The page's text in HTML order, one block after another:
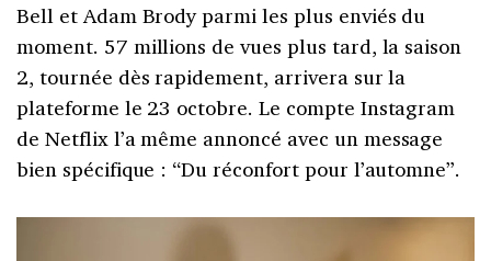
Bell et Adam Brody parmi les plus enviés du
moment. 57 millions de vues plus tard, la saison
2, tournée dès rapidement, arrivera sur la
plateforme le 23 octobre. Le compte Instagram
de Netflix l’a même annoncé avec un message
bien spécifique : “Du réconfort pour l’automne”.